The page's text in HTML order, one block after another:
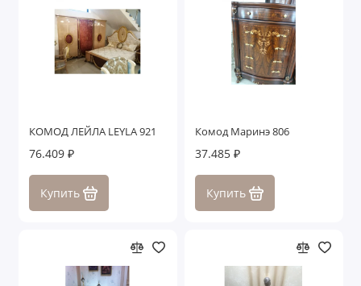
КОМОД ЛЕЙЛА LEYLA 921
76.409 ₽
Купить
Комод Маринэ 806
37.485 ₽
Купить